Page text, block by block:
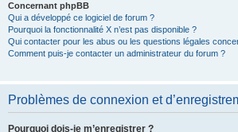
Concernant phpBB
Qui a développé ce logiciel de forum ?
Pourquoi la fonctionnalité X n’est pas disponible ?
Qui contacter pour les abus ou les questions légales
Comment puis-je contacter un administrateur du forum ?
Problèmes de connexion et
Pourquoi dois-je m’enregistrer ?